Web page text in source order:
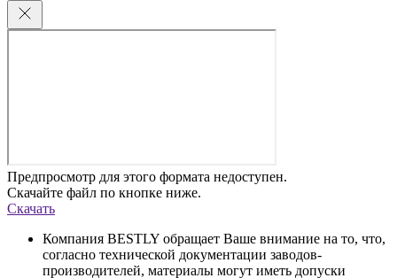
Предпросмотр для этого формата недоступен.
Скачайте файл по кнопке ниже.
Скачать
Компания BESTLY обращает Ваше внимание на то, что,
согласно технической документации заводов-
производителей, материалы могут иметь допуски